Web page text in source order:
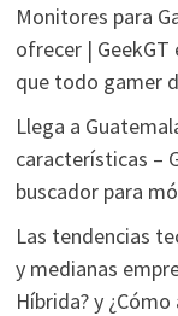
Monitores para
ofrecer | GeekGT
que todo gamer
Llega a
características –
buscador para
Las tendencias
y medianas
Híbrida? y